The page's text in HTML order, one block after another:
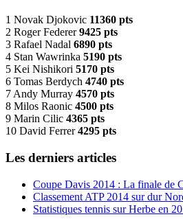
1 Novak Djokovic 11360 pts
2 Roger Federer9425 pts
3 Rafael Nadal 6890 pts
4 Stan Wawrinka 5190 pts
5 Kei Nishikori 5170 pts
6 Tomas Berdych 4740 pts
7 Andy Murray 4570 pts
8 Milos Raonic 4500 pts
9 Marin Cilic 4365 pts
10 David Ferrer4295 pts
Les derniers articles
Coupe Davis 2014 : La finale de
Classement ATP 2014 sur dur
Statistiques tennis sur Herbe en